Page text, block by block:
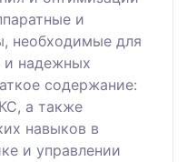
и
необходимые для
и надежных
содержание:
а также
навыков в
и управлении